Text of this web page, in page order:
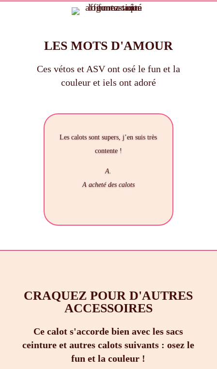
LES MOTS D'AMOUR
Ces vétos et ASV ont osé le fun et la
couleur et iels ont adoré
Les calots sont supers, j’en suis très
contente !
A.
A acheté des calots
CRAQUEZ POUR D'AUTRES
ACCESSOIRES
Ce calot s'accorde bien avec les sacs
ceinture et autres calots suivants : osez le
fun et la couleur !